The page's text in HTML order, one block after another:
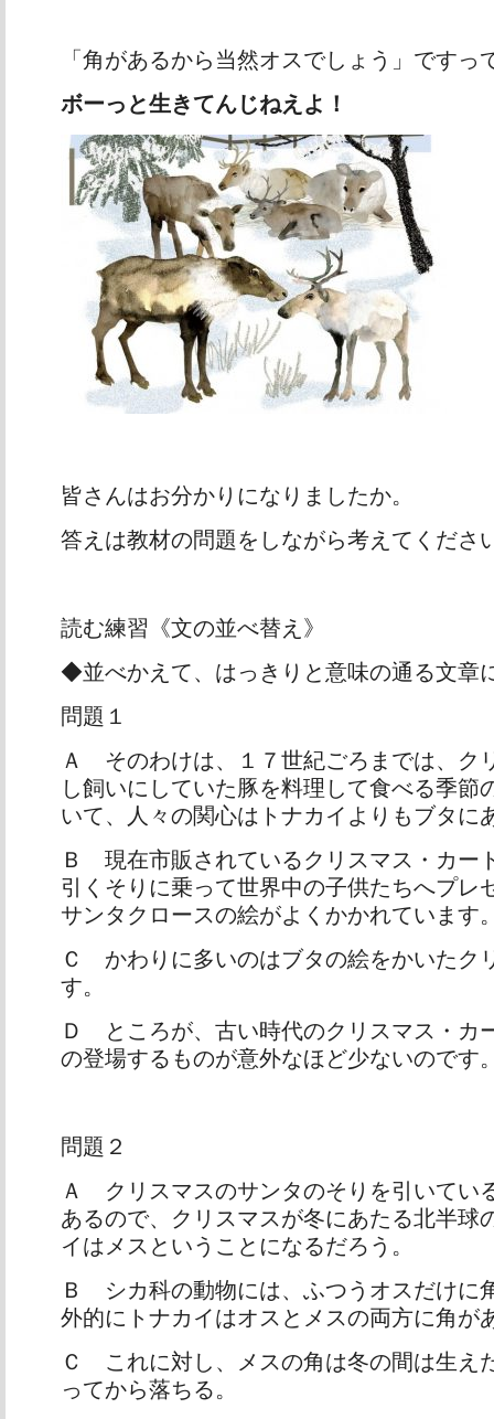
「角があるから当然オスでしょう」ですっ
ボーっと生きてんじねえよ！
皆さんはお分かりになりましたか。
答えは教材の問題をしながら考えてくださ
読む練習《文の並べ替え》
◆並べかえて、はっきりと意味の通る文章
問題１
Ａ そのわけは、１７世紀ごろまでは、ク
し飼いにしていた豚を料理して食べる季節
いて、人々の関心はトナカイよりもブタに
Ｂ 現在市販されているクリスマス・カー
引くそりに乗って世界中の子供たちへプレ
サンタクロースの絵がよくかかれています
Ｃ かわりに多いのはブタの絵をかいたク
す。
Ｄ ところが、古い時代のクリスマス・カ
の登場するものが意外なほど少ないのです
問題２
Ａ クリスマスのサンタのそりを引いてい
あるので、クリスマスが冬にあたる北半球
イはメスということになるだろう。
Ｂ シカ科の動物には、ふつうオスだけに
外的にトナカイはオスとメスの両方に角が
Ｃ これに対し、メスの角は冬の間は生え
ってから落ちる。